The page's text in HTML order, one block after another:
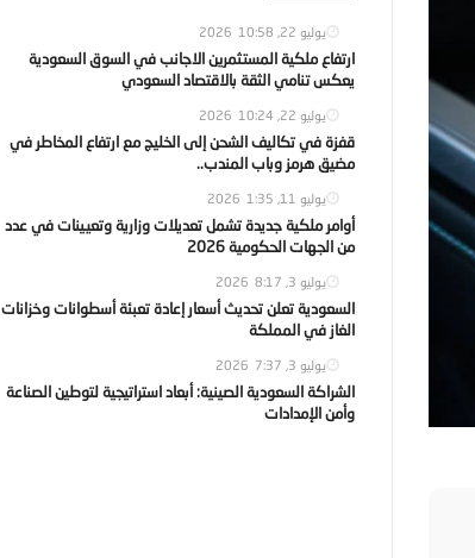
يوليو 22, 2026 10:58
ارتفاع ملكية المستثمرين الاجانب في السوق السعودية
يعكس تنامي الثقة بالاقتصاد السعودي
يوليو 22, 2026 10:24
قفزة في تكاليف الشحن إلى الخليج مع ارتفاع المخاطر في
مضيق هرمز وباب المندب..
يوليو 11, 2026 1:35
أوامر ملكية جديدة تشمل تعديلات وزارية وتعيينات في عدد
من الجهات الحكومية 2026
يوليو 3, 2026 8:17
السعودية تعلن تحديث أسعار إعادة تعبئة أسطوانات وخزانات
الغاز في المملكة
يوليو 3, 2026 7:37
الشراكة السعودية الصينية: أبعاد استراتيجية لتوطين الصناعة
وأمن الإمدادات